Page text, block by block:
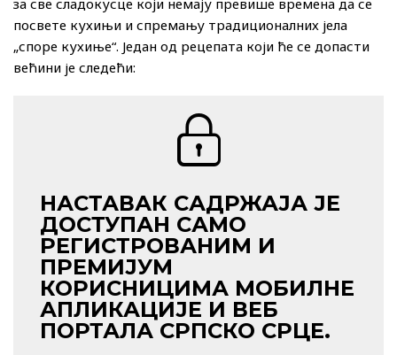
за све сладокусце који немају превише времена да се
посвете кухињи и спремању традиционалних јела
„споре кухиње“. Један од рецепата који ће се допасти
већини је следећи:
НАСТАВАК САДРЖАЈА ЈЕ
ДОСТУПАН САМО
РЕГИСТРОВАНИМ И
ПРЕМИЈУМ
КОРИСНИЦИМА МОБИЛНЕ
АПЛИКАЦИЈЕ И ВЕБ
ПОРТАЛА СРПСКО СРЦЕ.